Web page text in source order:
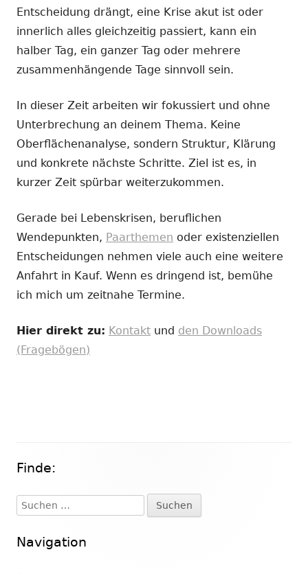
Entscheidung drängt, eine Krise akut ist oder
innerlich alles gleichzeitig passiert, kann ein
halber Tag, ein ganzer Tag oder mehrere
zusammenhängende Tage sinnvoll sein.
In dieser Zeit arbeiten wir fokussiert und ohne
Unterbrechung an deinem Thema. Keine
Oberflächenanalyse, sondern Struktur, Klärung
und konkrete nächste Schritte. Ziel ist es, in
kurzer Zeit spürbar weiterzukommen.
Gerade bei Lebenskrisen, beruflichen
Wendepunkten, Paarthemen oder existenziellen
Entscheidungen nehmen viele auch eine weitere
Anfahrt in Kauf. Wenn es dringend ist, bemühe
ich mich um zeitnahe Termine.
Hier direkt zu: Kontakt und den Downloads
(Fragebögen)
Haupt-
Seitenleiste
Finde:
Suchen
nach:
Navigation